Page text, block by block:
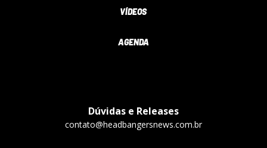
VÍDEOS
AGENDA
Dúvidas e Releases
contato@headbangersnews.com.br